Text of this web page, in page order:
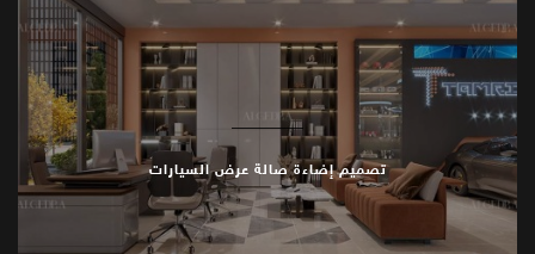
تصميم إضاءة صالة عرض السيارات